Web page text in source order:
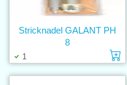
1
Stricknadel GALANT PH
8